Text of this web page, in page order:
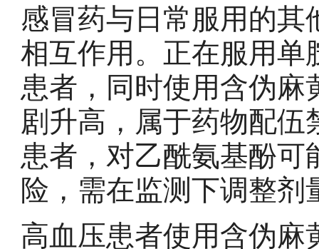
感冒药与日常服用的
相互作用。正在服用
患者，同时使用含伪
剧升高，属于药物配
患者，对乙酰氨基酚
险，需在监测下调整剂
高血压患者使用含伪